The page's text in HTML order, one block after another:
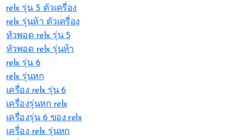
relx รุ่น 5 ตัวเครื่อง
relx รุ่นห้า ตัวเครื่อง
หัวพอด relx รุ่น 5
หัวพอด relx รุ่นห้า
relx รุ่น 6
relx รุ่นหก
เครื่อง relx รุ่น 6
เครื่องรุ่นหก relx
เครื่องรุ่น 6 ของ relx
เครื่อง relx รุ่นหก